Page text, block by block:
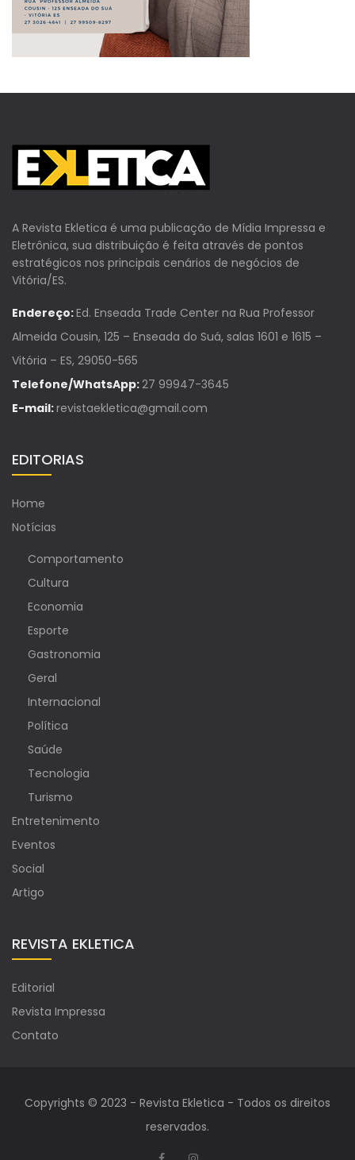
A Revista Ekletica é uma publicação de Mídia Impressa e
Eletrônica, sua distribuição é feita através de pontos
estratégicos nos principais cenários de negócios de
Vitória/ES.
Endereço:Ed. Enseada Trade Center na Rua Professor
Almeida Cousin, 125 – Enseada do Suá, salas 1601 e 1615 –
Vitória – ES, 29050-565
Telefone/WhatsApp:27 99947-3645
E-mail:revistaekletica@gmail.com
EDITORIAS
Home
Notícias
Comportamento
Cultura
Economia
Esporte
Gastronomia
Geral
Internacional
Política
Saúde
Tecnologia
Turismo
Entretenimento
Eventos
Social
Artigo
REVISTA EKLETICA
Editorial
Revista Impressa
Contato
Copyrights © 2023 - Revista Ekletica - Todos os direitos
reservados.